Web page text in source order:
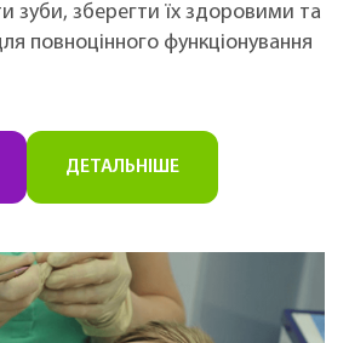
зуби, зберегти їх здоровими та
повноцінного функціонування
ДЕТАЛЬНІШЕ